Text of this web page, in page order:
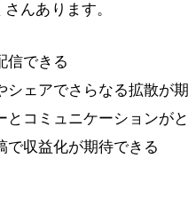
んあります。
信できる
シェアでさらなる拡散が
とコミュニケーションが
で収益化が期待できる